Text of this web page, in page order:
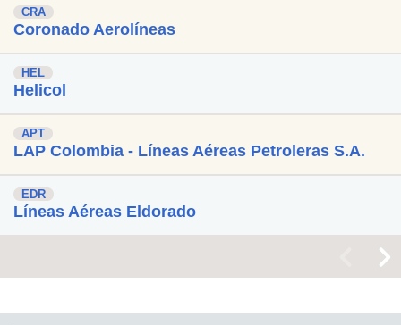
CRA
Coronado Aerolíneas
HEL
Helicol
APT
LAP Colombia - Líneas Aéreas Petroleras S.A.
EDR
Líneas Aéreas Eldorado